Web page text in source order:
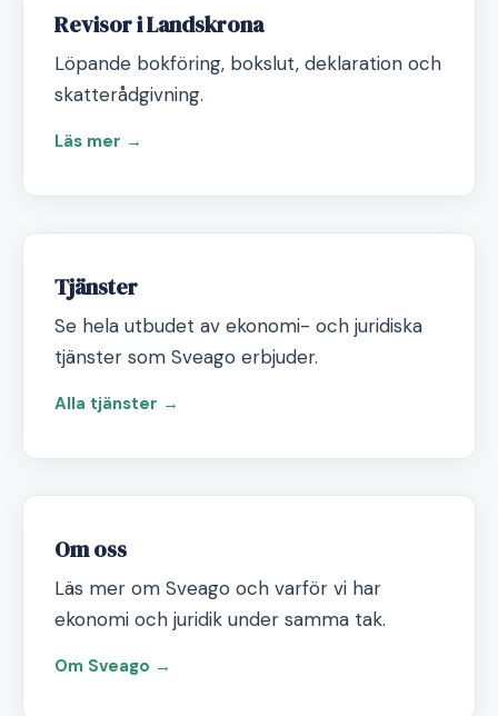
Revisor i Landskrona
Löpande bokföring, bokslut, deklaration och
skatterådgivning.
Läs mer →
Tjänster
Se hela utbudet av ekonomi- och juridiska
tjänster som Sveago erbjuder.
Alla tjänster →
Om oss
Läs mer om Sveago och varför vi har
ekonomi och juridik under samma tak.
Om Sveago →